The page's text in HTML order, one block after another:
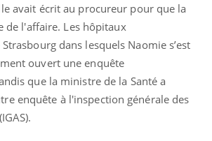
avait écrit au procureur pour que la
de l'affaire. Les hôpitaux
dans lesquels Naomie s’est
ouvert une enquête
que la ministre de la Santé a
enquête à l'inspection générale des